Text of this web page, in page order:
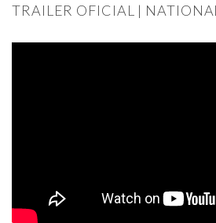
TRAILER OFICIAL |